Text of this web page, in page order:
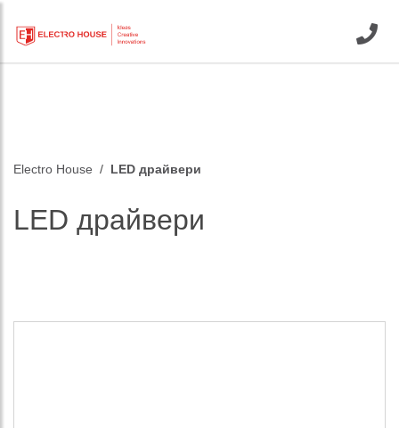
Electro House LED драйвери
LED драйвери